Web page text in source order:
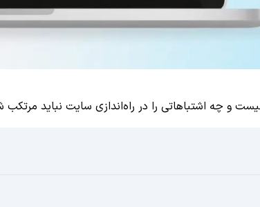
و چه اشتباهاتی را در راه‌اندازی سایت‌ نباید مرتکب